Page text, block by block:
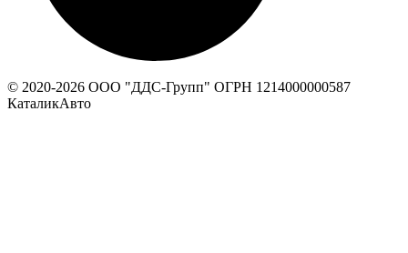
© 2020-2026 ООО "ДДС-Групп" ОГРН 1214000000587
КаталикАвто